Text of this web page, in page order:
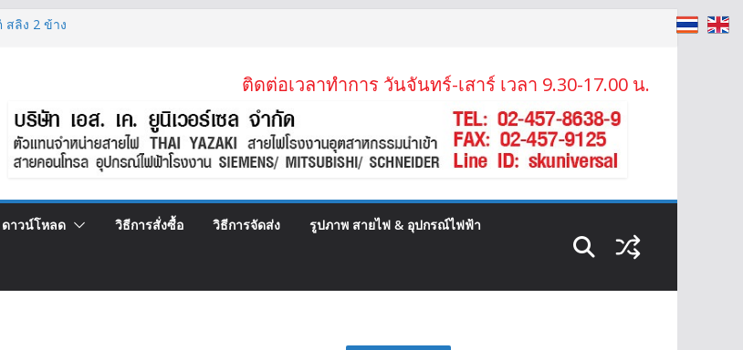
สลิง 2 ข้าง
ติดต่อเวลาทำการ วันจันทร์-เสาร์ เวลา 9.30-17.00 น.
ดาวน์โหลด วิธีการสั่งซื้อ วิธีการจัดส่ง รูปภาพ สายไฟ & อุปกรณ์ไฟฟ้า